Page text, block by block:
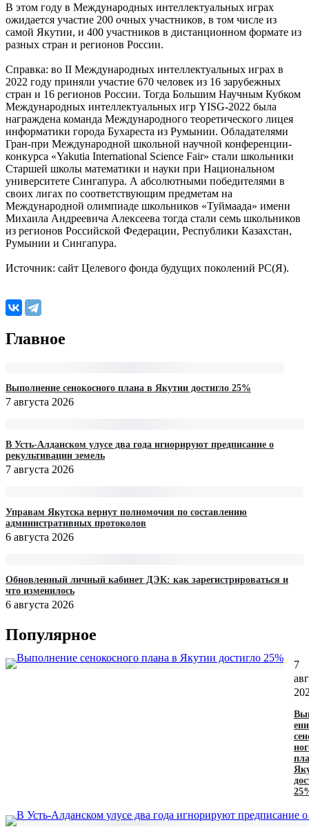
В этом году в Международных интеллектуальных играх
ожидается участие 200 очных участников, в том числе из
самой Якутии, и 400 участников в дистанционном формате из
разных стран и регионов России.
Справка: во II Международных интеллектуальных играх в
2022 году приняли участие 670 человек из 16 зарубежных
стран и 16 регионов России. Тогда Большим Научным Кубком
Международных интеллектуальных игр YISG-2022 была
награждена команда Международного теоретического лицея
информатики города Бухареста из Румынии. Обладателями
Гран-при Международной школьной научной конференции-
конкурса «Yakutia International Science Fair» стали школьники
Старшей школы математики и науки при Национальном
университете Сингапура. А абсолютными победителями в
своих лигах по соответствующим предметам на
Международной олимпиаде школьников «Туймаада» имени
Михаила Андреевича Алексеева тогда стали семь школьников
из регионов Российской Федерации, Республики Казахстан,
Румынии и Сингапура.
Источник: сайт Целевого фонда будущих поколений РС(Я).
Главное
Выполнение сенокосного плана в Якутии достигло 25%
7 августа 2026
В Усть-Алданском улусе два года игнорируют предписание о
рекультивации земель
7 августа 2026
Управам Якутска вернут полномочия по составлению
административных протоколов
6 августа 2026
Обновленный личный кабинет ДЭК: как зарегистрироваться и
что изменилось
6 августа 2026
Популярное
7